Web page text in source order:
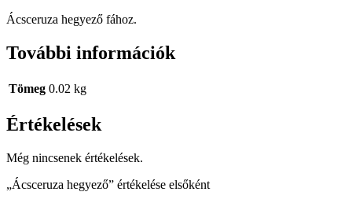
Ácsceruza hegyező fához.
További információk
Tömeg 0.02 kg
Értékelések
Még nincsenek értékelések.
„Ácsceruza hegyező” értékelése elsőként